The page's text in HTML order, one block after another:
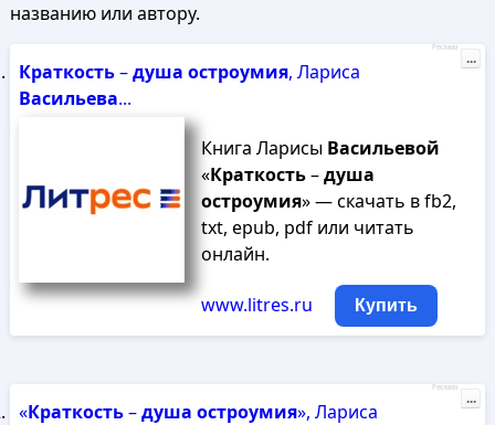
названию или автору.
Краткость–душа остроумия, Лариса
Васильева...
Книга Ларисы Васильевой
«Краткость–душа
остроумия» — скачать в fb2,
txt, epub, pdf или читать
онлайн.
www.litres.ru Купить
Реклама
...
«Краткость–душа остроумия», Лариса
Реклама
...